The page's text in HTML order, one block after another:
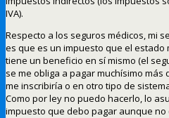
IVA).
Respecto a los seguros médicos, mi
es que es un impuesto que el estado
tiene un beneficio en sí mismo (el
se me obliga a pagar muchísimo
me inscribiría o en otro tipo de
Como por ley no puedo hacerlo, lo
impuesto que debo pagar aunque no